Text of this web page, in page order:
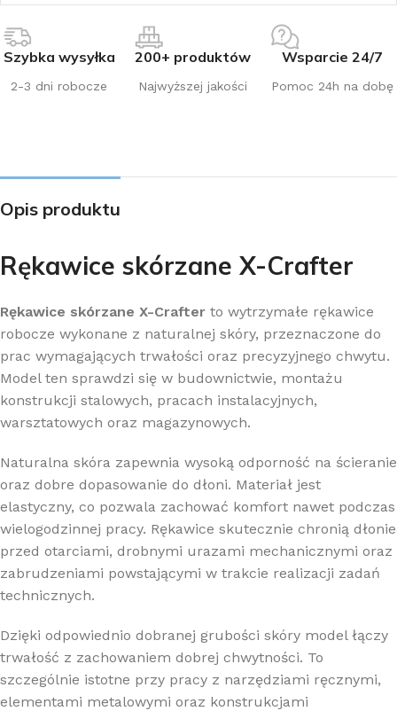
Szybka wysyłka
2-3 dni robocze
200+ produktów
Najwyższej jakości
Wsparcie 24/7
Pomoc 24h na dobę
Opis produktu
Rękawice skórzane X-Crafter
Rękawice skórzane X-Crafter to wytrzymałe rękawice
robocze wykonane z naturalnej skóry, przeznaczone do
prac wymagających trwałości oraz precyzyjnego chwytu.
Model ten sprawdzi się w budownictwie, montażu
konstrukcji stalowych, pracach instalacyjnych,
warsztatowych oraz magazynowych.
Naturalna skóra zapewnia wysoką odporność na ścieranie
oraz dobre dopasowanie do dłoni. Materiał jest
elastyczny, co pozwala zachować komfort nawet podczas
wielogodzinnej pracy. Rękawice skutecznie chronią dłonie
przed otarciami, drobnymi urazami mechanicznymi oraz
zabrudzeniami powstającymi w trakcie realizacji zadań
technicznych.
Dzięki odpowiednio dobranej grubości skóry model łączy
trwałość z zachowaniem dobrej chwytności. To
szczególnie istotne przy pracy z narzędziami ręcznymi,
elementami metalowymi oraz konstrukcjami